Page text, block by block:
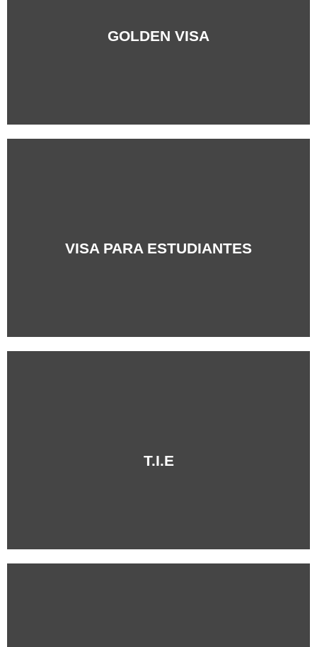
GOLDEN VISA
+Info
VISA PARA ESTUDIANTES
+Info
T.I.E
+Info